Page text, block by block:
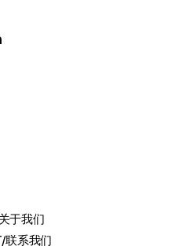
于我们
联系我们